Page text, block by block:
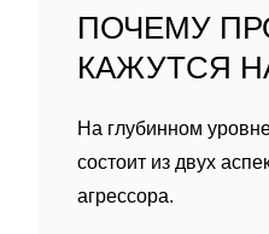
ПОЧЕМУ
КАЖУТСЯ
На глубинном
состоит из двух
агрессора.